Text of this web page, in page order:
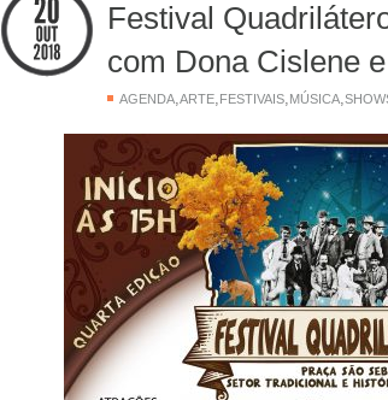
Festival
com Dona Cislene
AGENDA ARTE FESTIVAIS MÚSICA